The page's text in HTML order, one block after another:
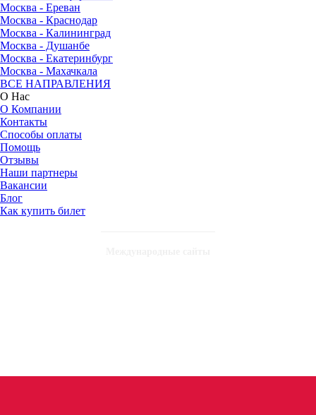
Москва - Ереван
Москва - Краснодар
Москва - Калининград
Москва - Душанбе
Москва - Екатеринбург
Москва - Махачкала
ВСЕ НАПРАВЛЕНИЯ
О Нас
О Компании
Контакты
Способы оплаты
Помощь
Отзывы
Наши партнеры
Вакансии
Блог
Как купить билет